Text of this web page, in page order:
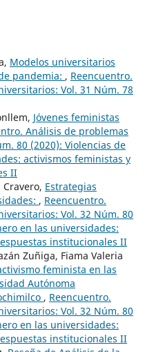
Modelos universitarios
pandemia: , Reencuentro.
Vol. 31 Núm. 78
Jóvenes feministas
Análisis de problemas
80 (2020): Violencias de
activismos feministas y
II
Estrategias
, Reencuentro.
Vol. 32 Núm. 80
en las universidades:
institucionales II
Zuñiga, Fiama Valeria
feminista en las
Autónoma
, Reencuentro.
Vol. 32 Núm. 80
en las universidades:
institucionales II